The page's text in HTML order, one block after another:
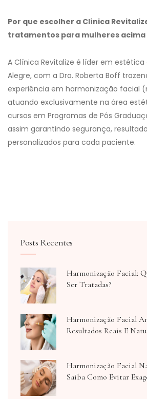
Por que escolher a Clínica
tratamentos para mulheres acima
A Clínica Revitalize é líder em
Alegre, com a Dra. Roberta Boff
experiência em harmonização facial
atuando exclusivamente na área
cursos em Programas de Pós
assim garantindo segurança,
personalizados para cada paciente.
Posts Recentes
Harmonização Facial:
Ser Tratadas?
Harmonização Facial
Resultados Reais E
Harmonização Facial
Saiba Como Evitar